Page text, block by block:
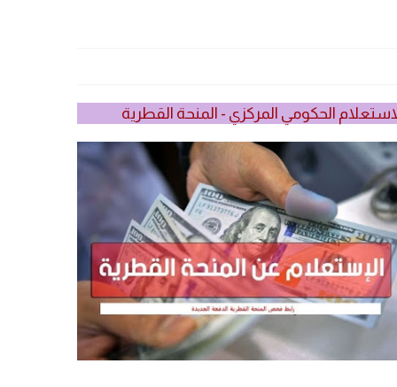
الحكومي المركزي - المنحة القطرية